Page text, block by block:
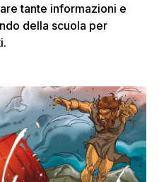
tante informazioni e
della scuola per